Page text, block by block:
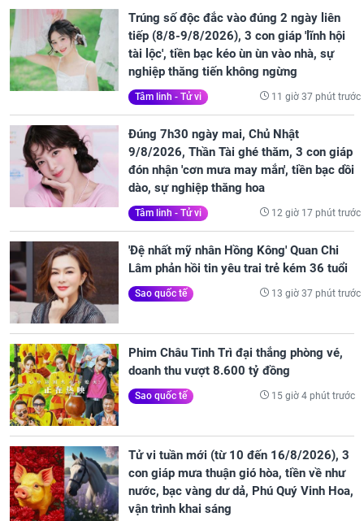
Trúng số độc đắc vào đúng 2 ngày liên
tiếp (8/8-9/8/2026), 3 con giáp 'lĩnh hội
tài lộc', tiền bạc kéo ùn ùn vào nhà, sự
nghiệp thăng tiến không ngừng
Tâm linh - Tử vi 11 giờ 37 phút trước
Đúng 7h30 ngày mai, Chủ Nhật
9/8/2026, Thần Tài ghé thăm, 3 con giáp
đón nhận 'cơn mưa may mắn', tiền bạc dồi
dào, sự nghiệp thăng hoa
Tâm linh - Tử vi 12 giờ 17 phút trước
'Đệ nhất mỹ nhân Hồng Kông' Quan Chi
Lâm phản hồi tin yêu trai trẻ kém 36 tuổi
Sao quốc tế 13 giờ 37 phút trước
Phim Châu Tinh Trì đại thắng phòng vé,
doanh thu vượt 8.600 tỷ đồng
Sao quốc tế 15 giờ 4 phút trước
Tử vi tuần mới (từ 10 đến 16/8/2026), 3
con giáp mưa thuận gió hòa, tiền về như
nước, bạc vàng dư dả, Phú Quý Vinh Hoa,
vận trình khai sáng